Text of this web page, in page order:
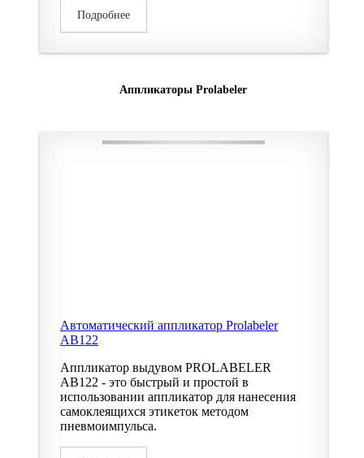
Подробнее
Аппликаторы Prolabeler
Автоматический аппликатор Prolabeler
AB122
Аппликатор выдувом PROLABELER
AB122 - это быстрый и простой в
использовании аппликатор для нанесения
самоклеящихся этикеток методом
пневмоимпульса.